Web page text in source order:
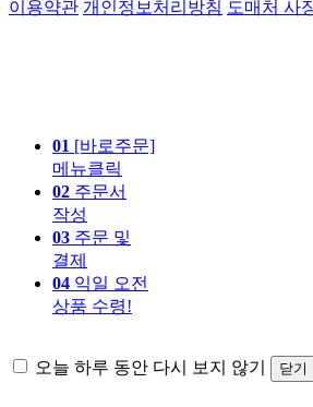
이용약관 개인정보처리방침 도매처 사
01 [바로주문]
메뉴클릭
02 주문서
작성
03 주문 및
결제
04 익일 오전
상품 수령!
오늘 하루 동안 다시 보지 않기 닫기